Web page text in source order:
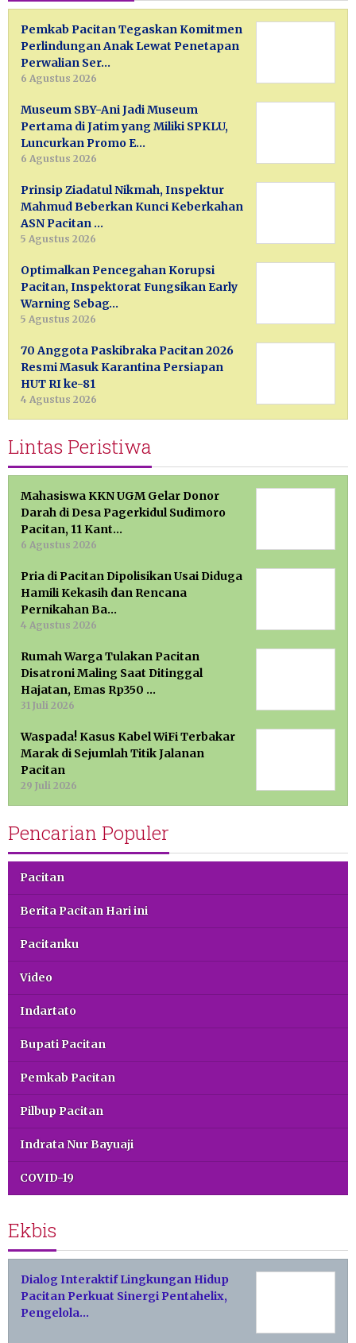
Pemkab Pacitan Tegaskan Komitmen
Perlindungan Anak Lewat Penetapan
Perwalian Ser…
6 Agustus 2026
Museum SBY-Ani Jadi Museum
Pertama di Jatim yang Miliki SPKLU,
Luncurkan Promo E…
6 Agustus 2026
Prinsip Ziadatul Nikmah, Inspektur
Mahmud Beberkan Kunci Keberkahan
ASN Pacitan …
5 Agustus 2026
Optimalkan Pencegahan Korupsi
Pacitan, Inspektorat Fungsikan Early
Warning Sebag…
5 Agustus 2026
70 Anggota Paskibraka Pacitan 2026
Resmi Masuk Karantina Persiapan
HUT RI ke-81
4 Agustus 2026
Lintas Peristiwa
Mahasiswa KKN UGM Gelar Donor
Darah di Desa Pagerkidul Sudimoro
Pacitan, 11 Kant…
6 Agustus 2026
Pria di Pacitan Dipolisikan Usai Diduga
Hamili Kekasih dan Rencana
Pernikahan Ba…
4 Agustus 2026
Rumah Warga Tulakan Pacitan
Disatroni Maling Saat Ditinggal
Hajatan, Emas Rp350 …
31 Juli 2026
Waspada! Kasus Kabel WiFi Terbakar
Marak di Sejumlah Titik Jalanan
Pacitan
29 Juli 2026
Pencarian Populer
Pacitan
Berita Pacitan Hari ini
Pacitanku
Video
Indartato
Bupati Pacitan
Pemkab Pacitan
Pilbup Pacitan
Indrata Nur Bayuaji
COVID-19
Ekbis
Dialog Interaktif Lingkungan Hidup
Pacitan Perkuat Sinergi Pentahelix,
Pengelola…